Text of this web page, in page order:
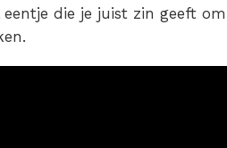
die je juist zin geeft om